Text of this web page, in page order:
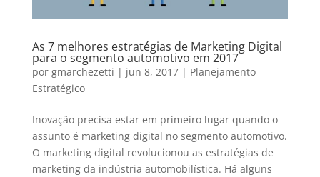
As 7 melhores estratégias de Marketing Digital
para o segmento automotivo em 2017
por gmarchezetti | jun 8, 2017| Planejamento
Estratégico
Inovação precisa estar em primeiro lugar quando o
assunto é marketing digital no segmento automotivo.
O marketing digital revolucionou as estratégias de
marketing da indústria automobilística. Há alguns